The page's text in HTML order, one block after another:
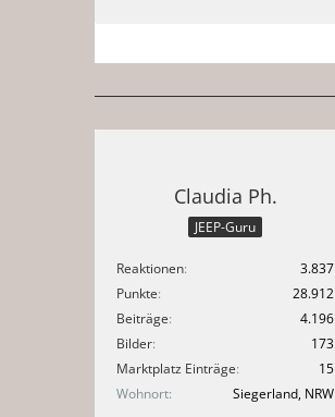
Claudia Ph.
JEEP-Guru
Reaktionen
3.837
Punkte
28.912
Beiträge
4.196
Bilder
173
Marktplatz Einträge
15
Wohnort
Siegerland, NRW